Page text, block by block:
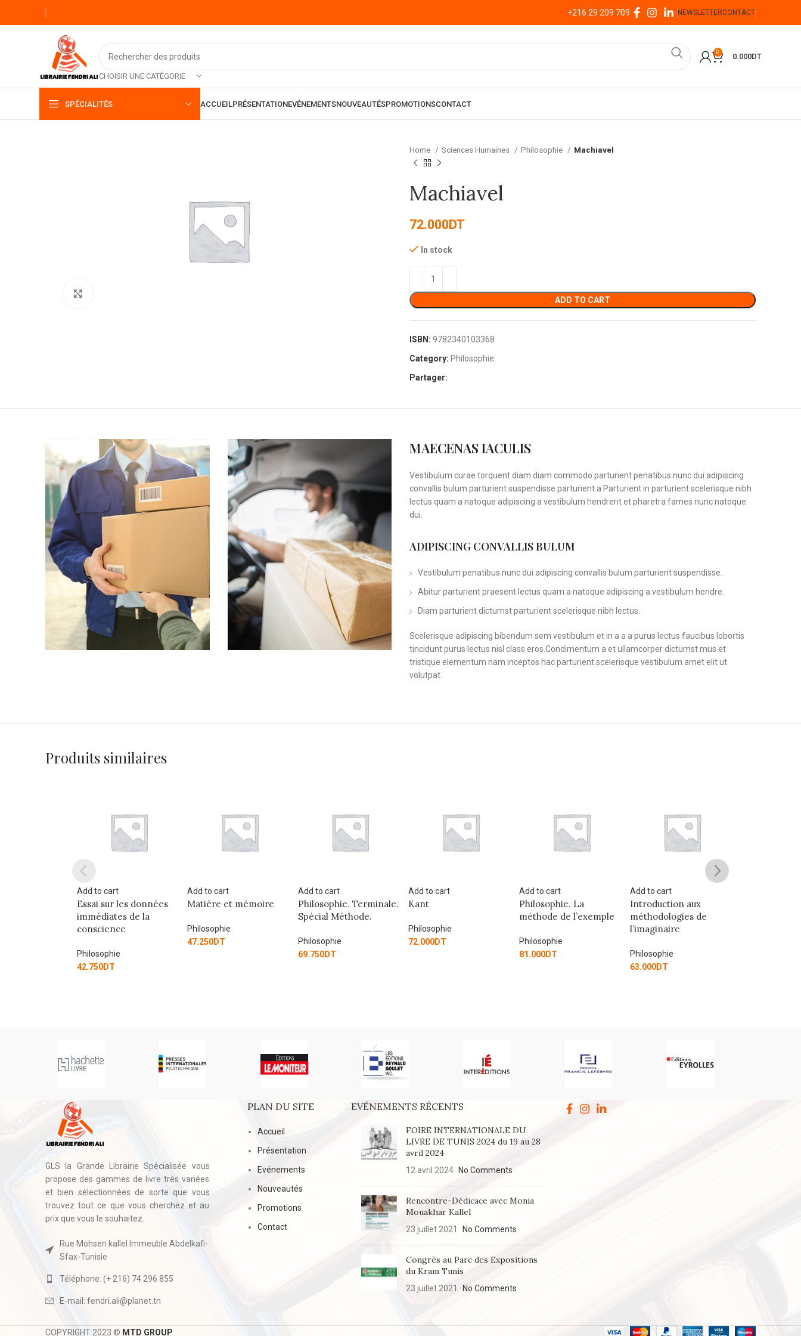
+216 29 209 709 NEWSLETTERCONTACT
CHOISIR UNE CATÉGORIE
0
0.000DT
SPÉCIALITÉS ACCUEILPRÉSENTATIONEVÉNEMENTSNOUVEAUTÉSPROMOTIONSCONTACT
Home Sciences Humaines Philosophie Machiavel
Machiavel
72.000DT
In stock
ADD TO CART
ISBN: 9782340103368
Category: Philosophie
Partager:
MAECENAS IACULIS
Vestibulum curae torquent diam diam commodo parturient penatibus nunc dui adipiscing
convallis bulum parturient suspendisse parturient a.Parturient in parturient scelerisque nibh
lectus quam a natoque adipiscing a vestibulum hendrerit et pharetra fames nunc natoque
dui.
ADIPISCING CONVALLIS BULUM
Vestibulum penatibus nunc dui adipiscing convallis bulum parturient suspendisse.
Abitur parturient praesent lectus quam a natoque adipiscing a vestibulum hendre.
Diam parturient dictumst parturient scelerisque nibh lectus.
Scelerisque adipiscing bibendum sem vestibulum et in a a a purus lectus faucibus lobortis
tincidunt purus lectus nisl class eros.Condimentum a et ullamcorper dictumst mus et
tristique elementum nam inceptos hac parturient scelerisque vestibulum amet elit ut
volutpat.
Produits similaires
Add to cart
Matière et mémoire
Philosophie
Add to cart
Philosophie. Terminale.
Philosophie
Add to cart
Kant
72.000DT
Add to cart
Philosophie. La
Philosophie
Add to cart
Introduction aux
méthodologies de
Philosophie
Add to cart
ETHIQUE DE LA
CONSIDERATION
45.900DT
GLS la Grande Librairie Spécialisée vous
propose des gammes de livre très variées
et bien sélectionnées de sorte que vous
trouvez tout ce que vous cherchez et au
prix que vous le souhaitez.
Rue Mohsen kallel Immeuble Abdelkafi-
Sfax-Tunisie
Téléphone: (+ 216) 74 296 855
E-mail: fendri.ali@planet.tn
PLAN DU SITE
Accueil
Présentation
Evénements
Nouveautés
Promotions
Contact
EVÉNEMENTS RÉCENTS
FOIRE INTERNATIONALE DU
LIVRE DE TUNIS 2024 du 19 au 28
avril 2024
12 avril 2024 No Comments
Rencontre-Dédicace avec Monia
Mouakhar Kallel
23 juillet 2021 No Comments
Congrès au Parc des Expositions
du Kram Tunis
23 juillet 2021 No Comments
COPYRIGHT 2023 © MTD GROUP